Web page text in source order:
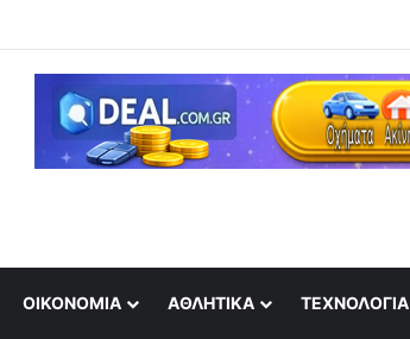
ΟΙΚΟΝΟΜΊΑ ΑΘΛΗΤΙΚΆ ΤΕΧΝΟΛΟΓΊΑ